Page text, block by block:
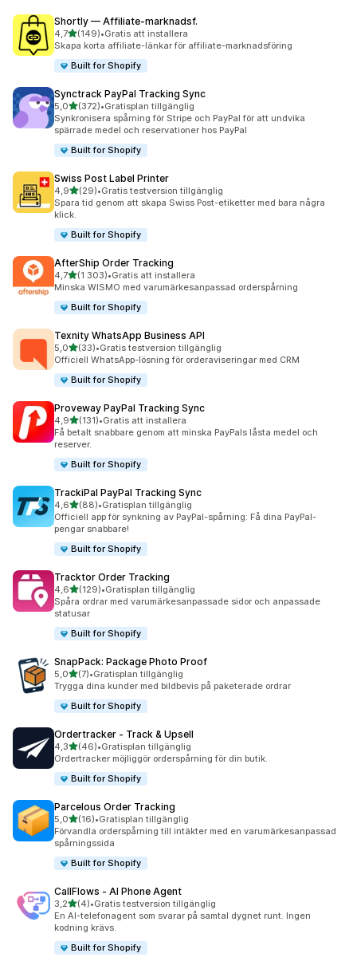
Shortly — Affiliate‑marknadsf.
4,7av 5 stjärnor
(149)
149 recensioner totalt
•Gratis att installera
Skapa korta affiliate-länkar för affiliate-marknadsföring
Built for Shopify
Synctrack PayPal Tracking Sync
5,0av 5 stjärnor
(372)
372 recensioner totalt
•Gratisplan tillgänglig
Synkronisera spårning för Stripe och PayPal för att undvika
spärrade medel och reservationer hos PayPal
Built for Shopify
Swiss Post Label Printer
4,9av 5 stjärnor
(29)
29 recensioner totalt
•Gratis testversion tillgänglig
Spara tid genom att skapa Swiss Post-etiketter med bara några
klick.
Built for Shopify
AfterShip Order Tracking
4,7av 5 stjärnor
(1 303)
1303 recensioner totalt
•Gratis att installera
Minska WISMO med varumärkesanpassad orderspårning
Built for Shopify
Texnity WhatsApp Business API
5,0av 5 stjärnor
(33)
33 recensioner totalt
•Gratis testversion tillgänglig
Officiell WhatsApp-lösning för orderaviseringar med CRM
Built for Shopify
Proveway PayPal Tracking Sync
4,9av 5 stjärnor
(131)
131 recensioner totalt
•Gratis att installera
Få betalt snabbare genom att minska PayPals låsta medel och
reserver.
Built for Shopify
TrackiPal PayPal Tracking Sync
4,6av 5 stjärnor
(88)
88 recensioner totalt
•Gratisplan tillgänglig
Officiell app för synkning av PayPal-spårning: Få dina PayPal-
pengar snabbare!
Built for Shopify
Tracktor Order Tracking
4,6av 5 stjärnor
(129)
129 recensioner totalt
•Gratisplan tillgänglig
Spåra ordrar med varumärkesanpassade sidor och anpassade
statusar
Built for Shopify
SnapPack: Package Photo Proof
5,0av 5 stjärnor
(7)
7 recensioner totalt
•Gratisplan tillgänglig
Trygga dina kunder med bildbevis på paketerade ordrar
Built for Shopify
Ordertracker ‑ Track & Upsell
4,3av 5 stjärnor
(46)
46 recensioner totalt
•Gratisplan tillgänglig
Ordertracker möjliggör orderspårning för din butik.
Built for Shopify
Parcelous Order Tracking
5,0av 5 stjärnor
(16)
16 recensioner totalt
•Gratisplan tillgänglig
Förvandla orderspårning till intäkter med en varumärkesanpassad
spårningssida
Built for Shopify
CallFlows ‑ AI Phone Agent
3,2av 5 stjärnor
(4)
4 recensioner totalt
•Gratis testversion tillgänglig
En AI-telefonagent som svarar på samtal dygnet runt. Ingen
kodning krävs.
Built for Shopify